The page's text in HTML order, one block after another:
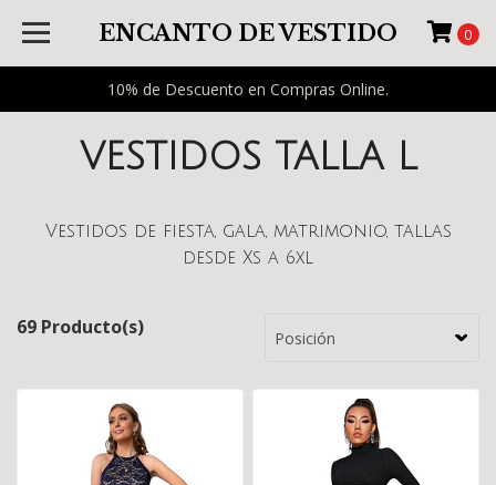
10% de Descuento en Compras Online.
ENCANTO DE VESTIDO 0
VESTIDOS TALLA L
Vestidos de fiesta, gala, matrimonio, tallas
desde Xs a 6xl
69 Producto(s)